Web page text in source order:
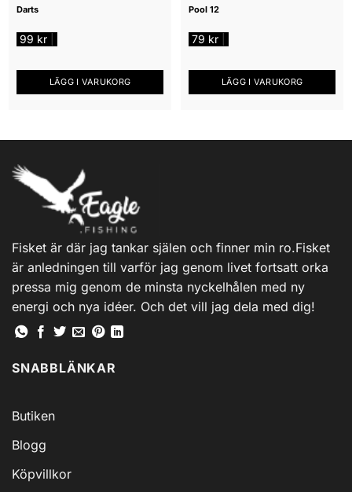
Darts
99 kr
LÄGG I VARUKORG
Pool 12
79 kr
LÄGG I VARUKORG
Fisket är där jag tankar själen och finner min ro.Fisket
är anledningen till varför jag genom livet fortsatt orka
pressa mig genom de minsta nyckelhålen med ny
energi och nya idéer. Och det vill jag dela med dig!
SNABBLÄNKAR
Butiken
Blogg
Köpvillkor